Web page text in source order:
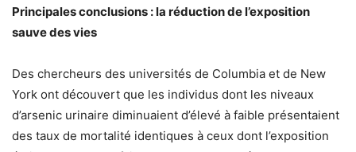
Principales conclusions : la réduction de l’exposition
sauve des vies
Des chercheurs des universités de Columbia et de New
York ont découvert que les individus dont les niveaux
d’arsenic urinaire diminuaient d’élevé à faible présentaient
des taux de mortalité identiques à ceux dont l’exposition